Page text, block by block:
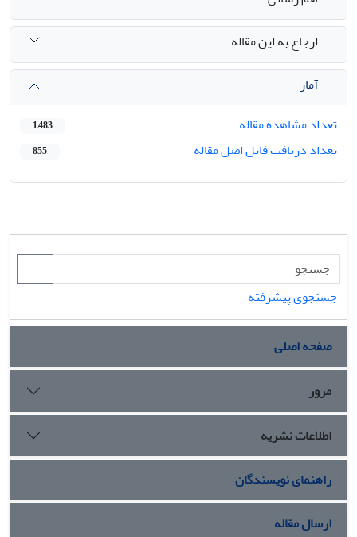
ارجاع به این مقاله
آمار
تعداد مشاهده مقاله
1,483
تعداد دریافت فایل اصل مقاله 855
جستجوی پیشرفته
صفحه اصلی
مرور
اطلاعات نشریه
راهنمای نویسندگان
ارسال مقاله